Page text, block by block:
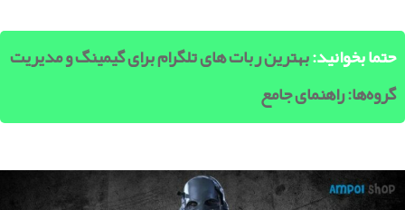
حتما بخوانید:بهترین ربات های تلگرام برای گیمینگ و مدیریت
گروه‌ها: راهنمای جامع